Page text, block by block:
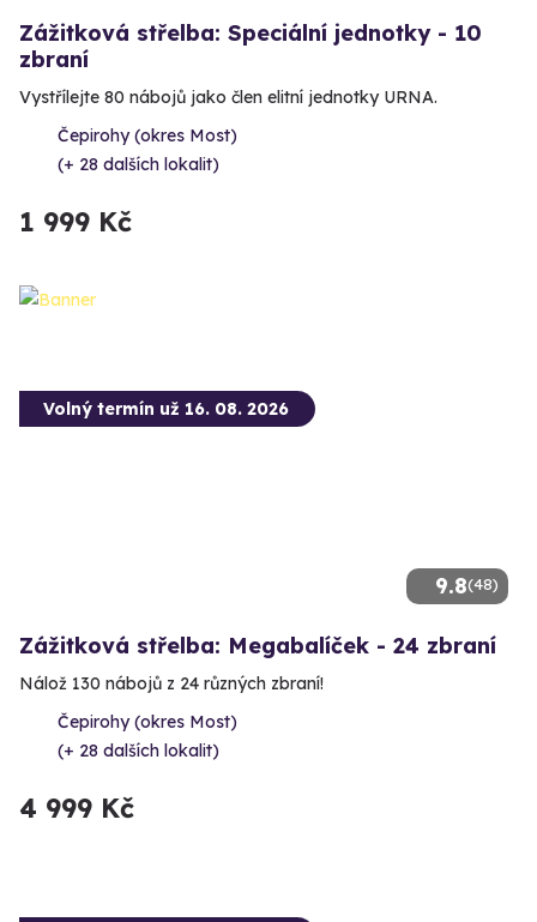
Zážitková střelba: Speciální jednotky - 10
zbraní
Vystřílejte 80 nábojů jako člen elitní jednotky URNA.
Čepirohy (okres Most)
(+ 28 dalších lokalit)
1 999 Kč
9.8(48)
Volný termín už 16. 08. 2026
Zážitková střelba: Megabalíček - 24 zbraní
Nálož 130 nábojů z 24 různých zbraní!
Čepirohy (okres Most)
(+ 28 dalších lokalit)
4 999 Kč